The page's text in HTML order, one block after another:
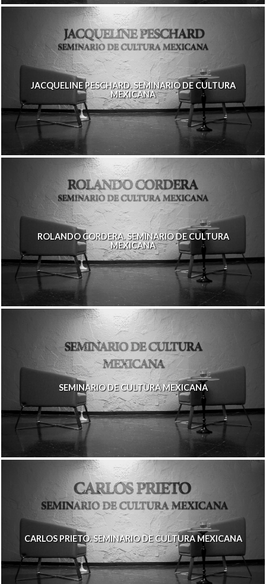
JACQUELINE PESCHARD. SEMINARIO DE CULTURA
MEXICANA
ROLANDO CORDERA. SEMINARIO DE CULTURA
MEXICANA
SEMINARIO DE CULTURA MEXICANA
CARLOS PRIETO. SEMINARIO DE CULTURA MEXICANA